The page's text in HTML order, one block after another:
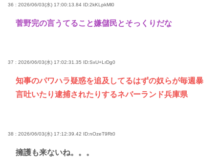
36 : 2026/06/03(水) 17:00:13.84 ID:2kKLpkMl0
菅野完の言うてること嫌儲民とそっくりだな
37 : 2026/06/03(水) 17:02:31.35 ID:SxU+LrDg0
知事のパワハラ疑惑を追及してるはずの奴らが毎週暴
言吐いたり逮捕されたりするネバーランド兵庫県
38 : 2026/06/03(水) 17:12:39.42 ID:nOzeT9Rt0
擁護も来ないね。。。